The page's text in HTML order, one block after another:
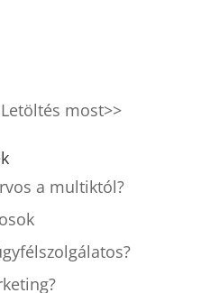
Letöltés most>>
a multiktól?